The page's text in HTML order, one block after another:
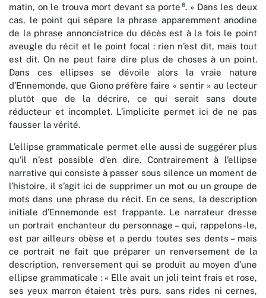
matin, on le trouva mort devant sa porte 6. » Dans les deux
cas, le point qui sépare la phrase apparemment anodine
de la phrase annonciatrice du décès est à la fois le point
aveugle du récit et le point focal : rien n’est dit, mais tout
est dit. On ne peut faire dire plus de choses à un point.
Dans ces ellipses se dévoile alors la vraie nature
d’Ennemonde, que Giono préfère faire « sentir » au lecteur
plutôt que de la décrire, ce qui serait sans doute
réducteur et incomplet. L’implicite permet ici de ne pas
fausser la vérité.
L’ellipse grammaticale permet elle aussi de suggérer plus
qu’il n’est possible d’en dire. Contrairement à l’ellipse
narrative qui consiste à passer sous silence un moment de
l’histoire, il s’agit ici de supprimer un mot ou un groupe de
mots dans une phrase du récit. En ce sens, la description
initiale d’Ennemonde est frappante. Le narrateur dresse
un portrait enchanteur du personnage – qui, rappelons-le,
est par ailleurs obèse et a perdu toutes ses dents – mais
ce portrait ne fait que préparer un renversement de la
description, renversement qui se produit au moyen d’une
ellipse grammaticale : « Elle avait un joli teint frais et rose,
ses yeux marron étaient très purs, sans rides ni cernes,